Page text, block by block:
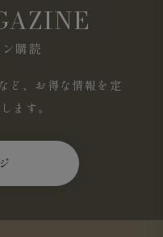
購読
ど、お得な情報を定
ます。